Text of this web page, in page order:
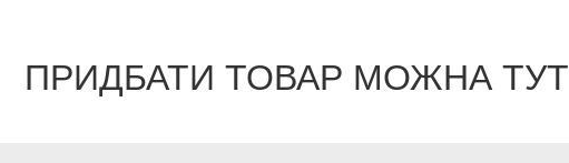
ПРИДБАТИ ТОВАР МОЖНА ТУТ